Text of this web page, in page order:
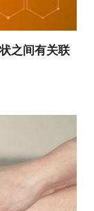
之间有关联